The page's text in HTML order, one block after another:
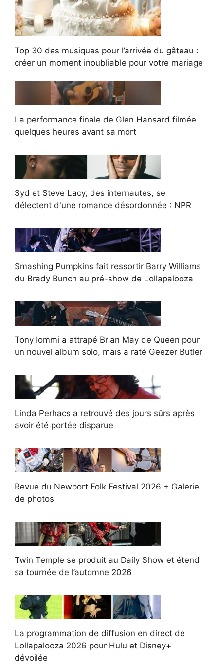
Top 30 des musiques pour l’arrivée du gâteau :
créer un moment inoubliable pour votre mariage
La performance finale de Glen Hansard filmée
quelques heures avant sa mort
Syd et Steve Lacy, des internautes, se
délectent d'une romance désordonnée : NPR
Smashing Pumpkins fait ressortir Barry Williams
du Brady Bunch au pré-show de Lollapalooza
Tony Iommi a attrapé Brian May de Queen pour
un nouvel album solo, mais a raté Geezer Butler
Linda Perhacs a retrouvé des jours sûrs après
avoir été portée disparue
Revue du Newport Folk Festival 2026 + Galerie
de photos
Twin Temple se produit au Daily Show et étend
sa tournée de l’automne 2026
La programmation de diffusion en direct de
Lollapalooza 2026 pour Hulu et Disney+
dévoilée